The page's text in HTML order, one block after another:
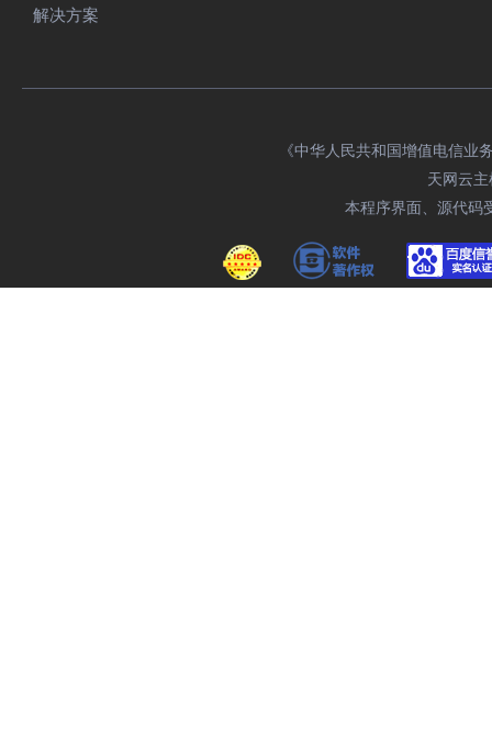
解决方案
《中华人民共和国增值电信业
天网云
本程序界面、源代码